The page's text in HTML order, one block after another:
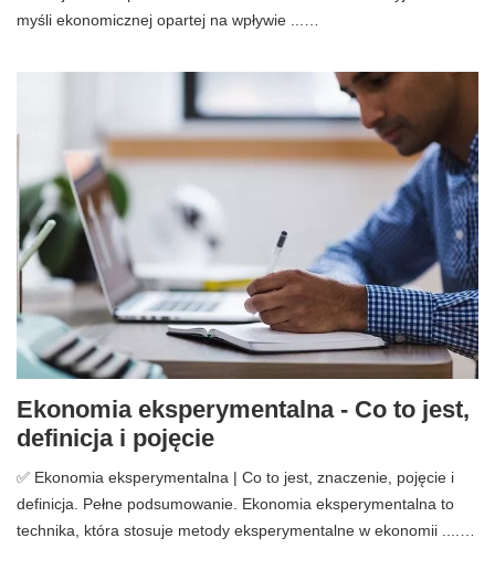
myśli ekonomicznej opartej na wpływie ...…
Ekonomia eksperymentalna - Co to jest,
definicja i pojęcie
✅ Ekonomia eksperymentalna | Co to jest, znaczenie, pojęcie i
definicja. Pełne podsumowanie. Ekonomia eksperymentalna to
technika, która stosuje metody eksperymentalne w ekonomii ....…